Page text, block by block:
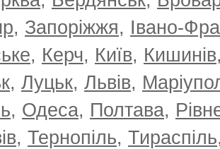
, Запоріжжя, Івано-
, Керч, Київ, Кишинів
, Луцьк, Львів,
, Одеса, Полтава,
, Тернопіль, Тираспіль